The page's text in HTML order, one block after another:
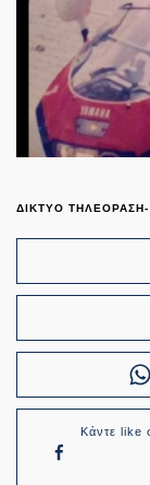
ΔΙΚΤΥΟ ΤΗΛΕΟΡΑΣΗ-
Κάντε like